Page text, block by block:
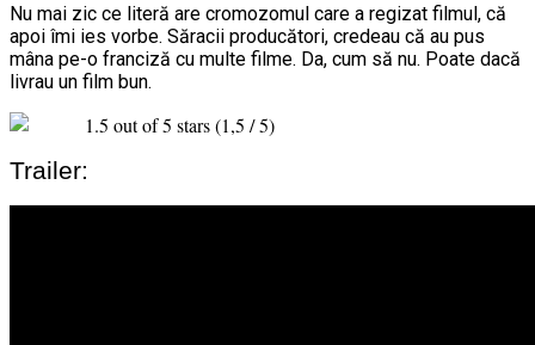
Nu mai zic ce literă are cromozomul care a regizat filmul, că
apoi îmi ies vorbe. Săracii producători, credeau că au pus
mâna pe-o franciză cu multe filme. Da, cum să nu. Poate dacă
livrau un film bun.
(1,5 / 5)
Trailer: